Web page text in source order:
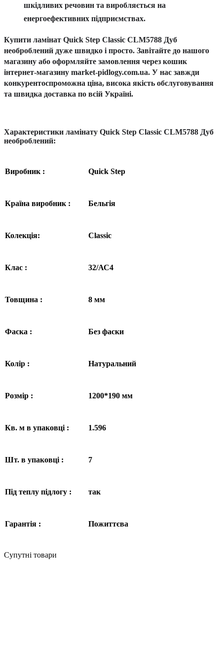
шкідливих речовин та виробляється на
енергоефективних підприємствах.
Купити ламінат Quick Step Classic CLM5788 Дуб
необроблений дуже швидко і просто. Завітайте до нашого
магазину або оформляйте замовлення через кошик
інтернет-магазину market-pidlogy.com.ua. У нас завжди
конкурентоспроможна ціна, висока якість обслуговування
та швидка доставка по всій Україні.
Характеристики ламінату Quick Step Classic CLM5788 Дуб
необроблений:
Виробник : Quick Step
Країна виробник : Бельгія
Колекція: Classic
Клас : 32/АС4
Товщина : 8 мм
Фаска : Без фаски
Колір : Натуральний
Розмір : 1200*190 мм
Кв. м в упаковці : 1.596
Шт. в упаковці : 7
Під теплу підлогу : так
Гарантія : Пожиттєва
Супутні товари